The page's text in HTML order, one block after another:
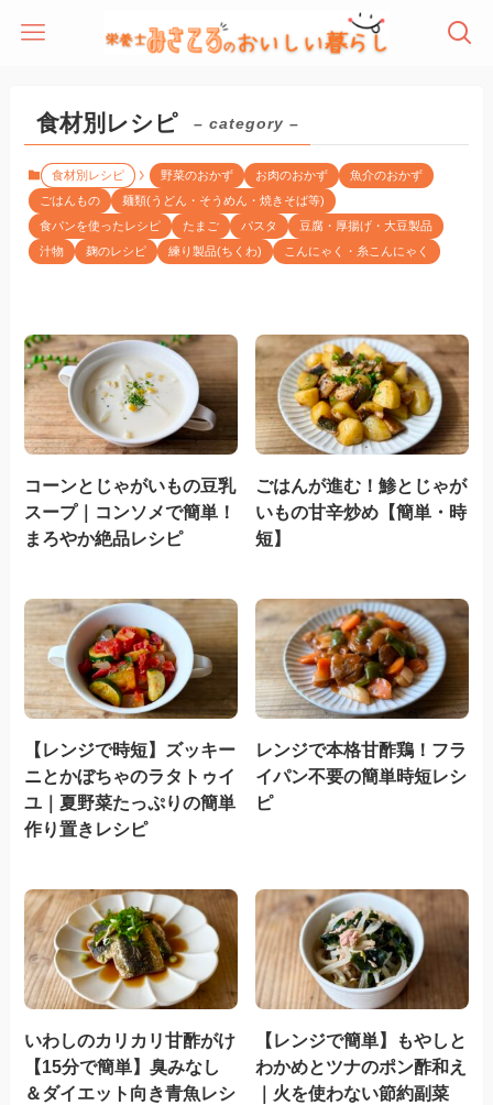
食材別レシピ – category –
食材別レシピ 野菜のおかず お肉のおかず
魚介のおかず
ごはんもの
麺類(うどん・そうめん・焼きそば等)
食パンを使ったレシピ
たまご パスタ
豆腐・厚揚げ・大豆製品
汁物
麹のレシピ 練り製品(ちくわ) こんにゃく・糸こんにゃく
コーンとじゃがいもの豆乳
スープ｜コンソメで簡単！
まろやか絶品レシピ
ごはんが進む！鯵とじゃが
いもの甘辛炒め【簡単・時
短】
【レンジで時短】ズッキー
ニとかぼちゃのラタトゥイ
ユ｜夏野菜たっぷりの簡単
作り置きレシピ
レンジで本格甘酢鶏！フラ
イパン不要の簡単時短レシ
ピ
いわしのカリカリ甘酢がけ
【15分で簡単】臭みなし
＆ダイエット向き青魚レシ
【レンジで簡単】もやしと
わかめとツナのポン酢和え
｜火を使わない節約副菜